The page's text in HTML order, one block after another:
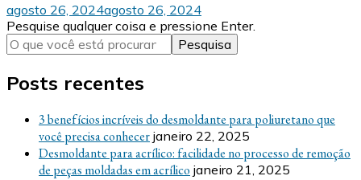
agosto 26, 2024agosto 26, 2024
Procurando
algo?
Pesquise qualquer coisa e pressione Enter.
Posts recentes
3 benefícios incríveis do desmoldante para poliuretano que
você precisa conhecer janeiro 22, 2025
Desmoldante para acrílico: facilidade no processo de remoção
de peças moldadas em acrílico janeiro 21, 2025